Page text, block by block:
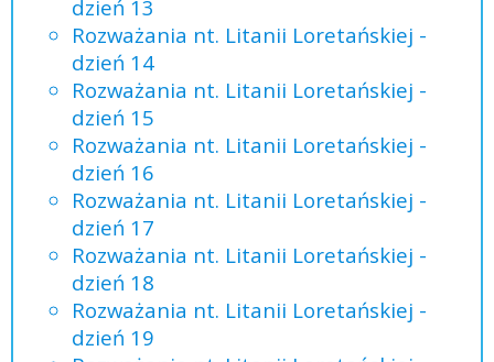
dzień 13
Rozważania nt. Litanii Loretańskiej -
dzień 14
Rozważania nt. Litanii Loretańskiej -
dzień 15
Rozważania nt. Litanii Loretańskiej -
dzień 16
Rozważania nt. Litanii Loretańskiej -
dzień 17
Rozważania nt. Litanii Loretańskiej -
dzień 18
Rozważania nt. Litanii Loretańskiej -
dzień 19